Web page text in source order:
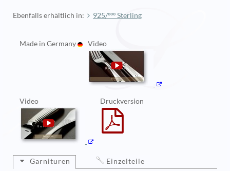
Ebenfalls erhältlich in: 925/ººº Sterling
Made in Germany Video
Video Druckversion
Garnituren Einzelteile